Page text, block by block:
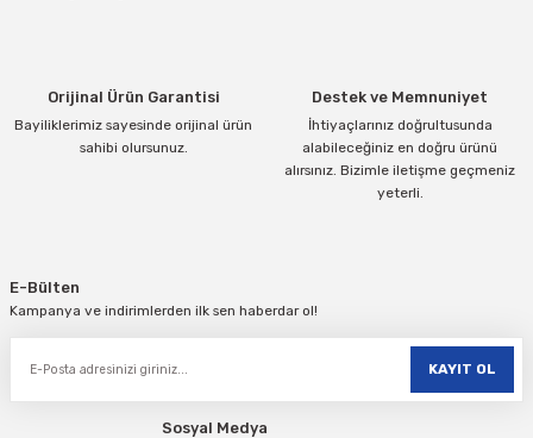
Orijinal Ürün Garantisi
Bayiliklerimiz sayesinde orijinal ürün
sahibi olursunuz.
Destek ve Memnuniyet
İhtiyaçlarınız doğrultusunda
alabileceğiniz en doğru ürünü
alırsınız. Bizimle iletişme geçmeniz
yeterli.
E-Bülten
Kampanya ve indirimlerden ilk sen haberdar ol!
KAYIT OL
Sosyal Medya